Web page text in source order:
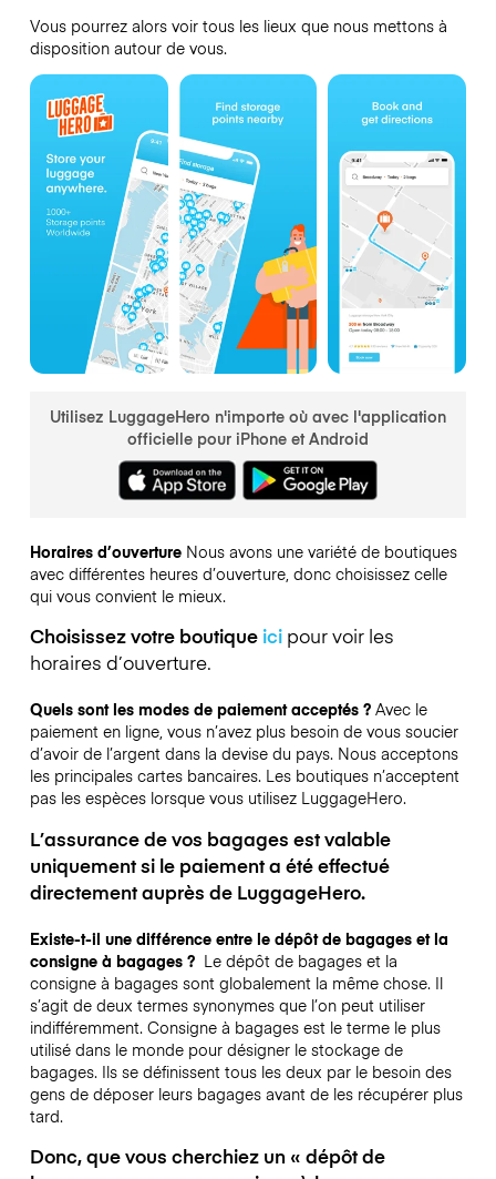
Vous pourrez alors voir tous les lieux que nous mettons à
disposition autour de vous.
Utilisez LuggageHero n'importe où avec l'application
officielle pour iPhone et Android
Horaires d’ouverture Nous avons une variété de boutiques
avec différentes heures d’ouverture, donc choisissez celle
qui vous convient le mieux.
Choisissez votre boutique icipour voir les
horaires d’ouverture.
Quels sont les modes de paiement acceptés ? Avec le
paiement en ligne, vous n’avez plus besoin de vous soucier
d’avoir de l’argent dans la devise du pays. Nous acceptons
les principales cartes bancaires. Les boutiques n’acceptent
pas les espèces lorsque vous utilisez LuggageHero.
L’assurance de vos bagages est valable
uniquement si le paiement a été effectué
directement auprès de LuggageHero.
Existe-t-il une différence entre le dépôt de bagages et la
consigne à bagages ? Le dépôt de bagages et la
consigne à bagages sont globalement la même chose. Il
s’agit de deux termes synonymes que l’on peut utiliser
indifféremment. Consigne à bagages est le terme le plus
utilisé dans le monde pour désigner le stockage de
bagages. Ils se définissent tous les deux par le besoin des
gens de déposer leurs bagages avant de les récupérer plus
tard.
Donc, que vous cherchiez un « dépôt de